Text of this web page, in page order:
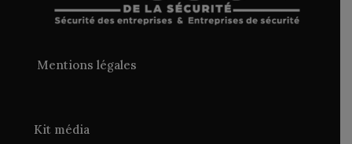
Mentions légales
Kit média